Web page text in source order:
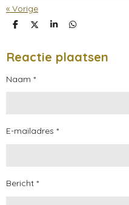
« Vorige
D
e
n
D
l
S
e
D
e
n
Reactie plaatsen
Naam *
E-mailadres *
Bericht *